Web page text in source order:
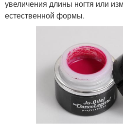
увеличения длины ногтя или
естественной формы.